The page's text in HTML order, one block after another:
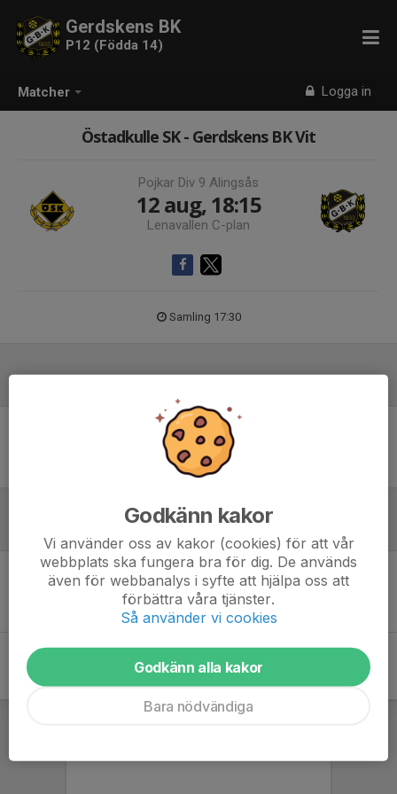
Matcher Logga in
Gerdskens BK
P12 (Födda 14)
Östadkulle SK - Gerdskens BK Vit
Pojkar Div 9 Alingsås
12 aug, 18:15
Lenavallen C-plan
Samling 17:30
Ingen uppställning ifylld
Inför match
Inget skrivet
Godkänn kakor
Vi använder oss av kakor (cookies) för att vår
webbplats ska fungera bra för dig. De används
även för webbanalys i syfte att hjälpa oss att
förbättra våra tjänster.
Så använder vi cookies
Godkänn alla kakor
Bara nödvändiga